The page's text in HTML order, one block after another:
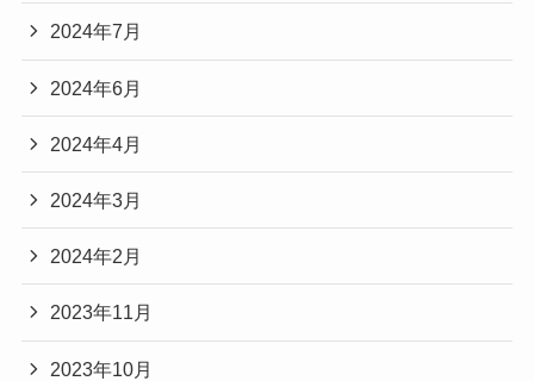
2024年7月
2024年6月
2024年4月
2024年3月
2024年2月
2023年11月
2023年10月